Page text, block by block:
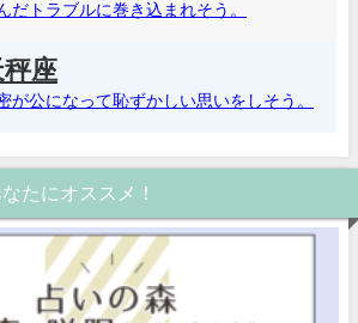
だトラブルに巻き込まれそう。
秤座
が公になって恥ずかしい思いをしそう。
たにオススメ！